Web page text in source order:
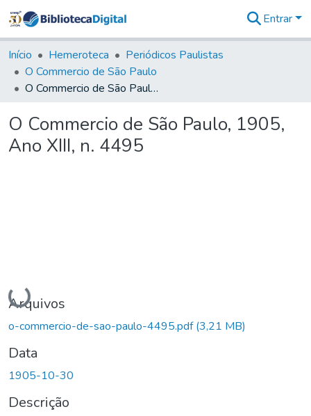
&
Coleções
Tudo na
Biblioteca
Estatísticas
Entrar
Início Hemeroteca
Periódicos Paulistas
O Commercio de São Paulo
O Commercio de São Paulo, 1905, Ano XIII, n. 4495
O Commercio de São Paulo, 1905,
Ano XIII, n. 4495
Carregando...
Arquivos
o-commercio-de-sao-paulo-4495.pdf(3,21 MB)
Data
1905-10-30
Descrição